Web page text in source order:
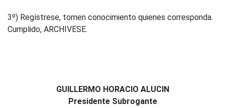
3º) Regístrese, tomen conocimiento quienes corresponda.
Cumplido, ARCHIVESE.
GUILLERMO HORACIO ALUCIN
Presidente Subrogante